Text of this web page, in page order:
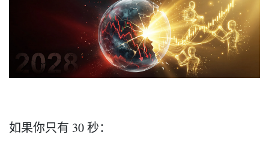
如果你只有 30 秒：